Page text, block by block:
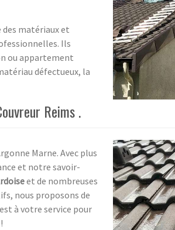
des matériaux et
Ils
ou appartement
défectueux, la
Reims .
Marne. Avec plus
et notre savoir-
et de nombreuses
nous proposons de
à votre service pour